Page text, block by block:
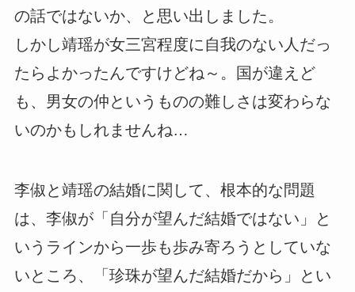
の話ではないか、と思い出しました。
しかし靖瑶が女三宮程度に自我のない人だっ
たらよかったんですけどね～。国が違えど
も、男女の仲というものの難しさは変わらな
いのかもしれませんね…
李俶と靖瑶の結婚に関して、根本的な問題
は、李俶が「自分が望んだ結婚ではない」と
いうラインから一歩も歩み寄ろうとしていな
いところ、「珍珠が望んだ結婚だから」とい